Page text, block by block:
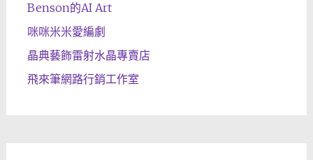
Benson的AI Art
咪咪米米愛編劇
晶典藝飾雷射水晶專賣店
飛來筆網路行銷工作室